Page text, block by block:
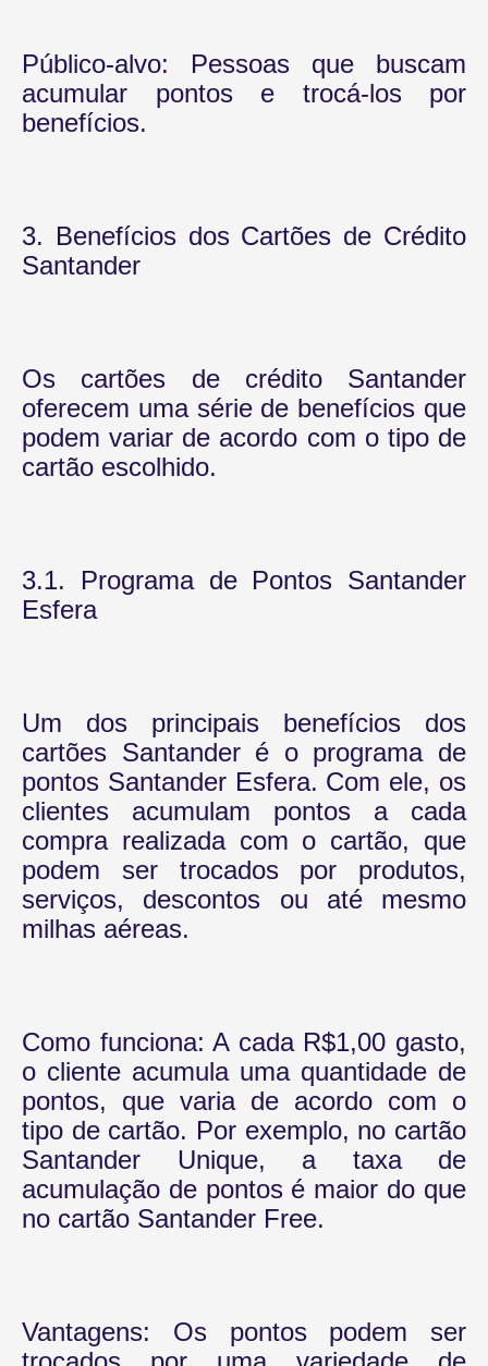
Público-alvo: Pessoas que buscam
acumular pontos e trocá-los por
benefícios.
3. Benefícios dos Cartões de Crédito
Santander
Os cartões de crédito Santander
oferecem uma série de benefícios que
podem variar de acordo com o tipo de
cartão escolhido.
3.1. Programa de Pontos Santander
Esfera
Um dos principais benefícios dos
cartões Santander é o programa de
pontos Santander Esfera. Com ele, os
clientes acumulam pontos a cada
compra realizada com o cartão, que
podem ser trocados por produtos,
serviços, descontos ou até mesmo
milhas aéreas.
Como funciona: A cada R$1,00 gasto,
o cliente acumula uma quantidade de
pontos, que varia de acordo com o
tipo de cartão. Por exemplo, no cartão
Santander Unique, a taxa de
acumulação de pontos é maior do que
no cartão Santander Free.
Vantagens: Os pontos podem ser